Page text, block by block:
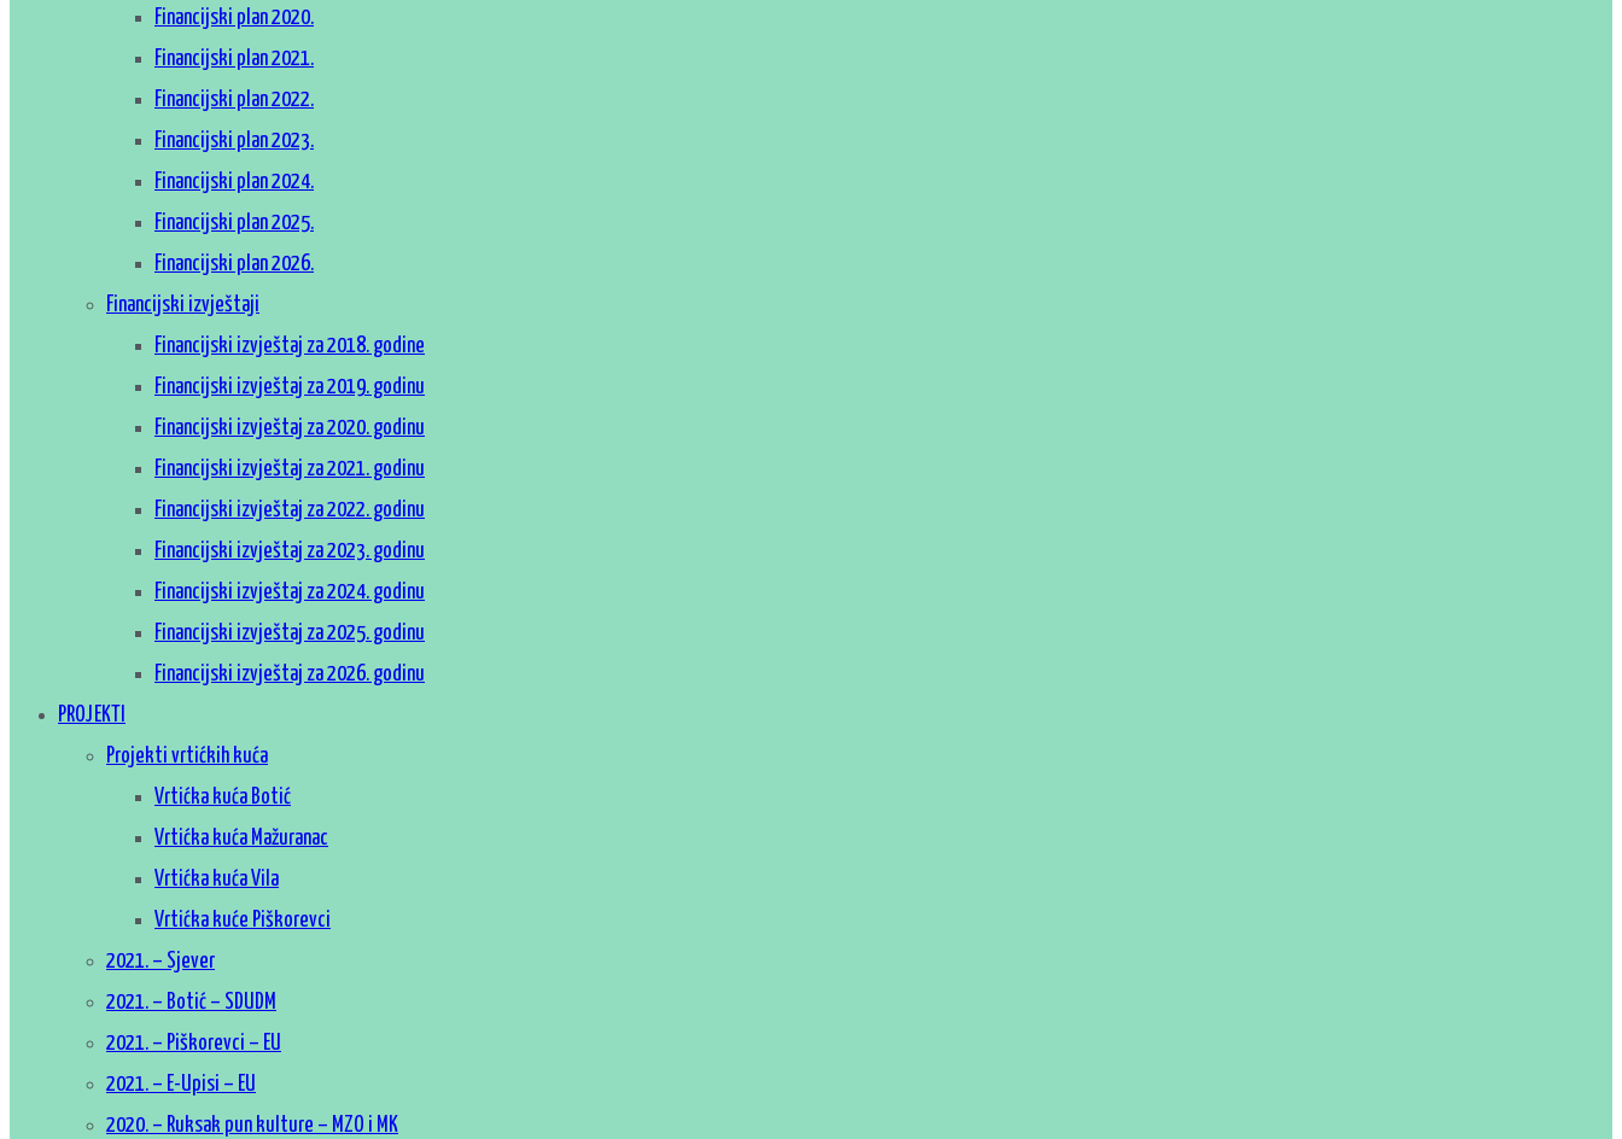
Financijski plan 2020.
Financijski plan 2021.
Financijski plan 2022.
Financijski plan 2023.
Financijski plan 2024.
Financijski plan 2025.
Financijski plan 2026.
Financijski izvještaji
Financijski izvještaj za 2018. godine
Financijski izvještaj za 2019. godinu
Financijski izvještaj za 2020. godinu
Financijski izvještaj za 2021. godinu
Financijski izvještaj za 2022. godinu
Financijski izvještaj za 2023. godinu
Financijski izvještaj za 2024. godinu
Financijski izvještaj za 2025. godinu
Financijski izvještaj za 2026. godinu
PROJEKTI
Projekti vrtićkih kuća
Vrtićka kuća Botić
Vrtićka kuća Mažuranac
Vrtićka kuća Vila
Vrtićka kuće Piškorevci
2021. – Sjever
2021. – Botić – SDUDM
2021. – Piškorevci – EU
2021. – E-Upisi – EU
2020. – Ruksak pun kulture – MZO i MK